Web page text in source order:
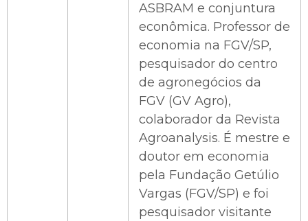
ASBRAM e conjuntura
econômica. Professor de
economia na FGV/SP,
pesquisador do centro
de agronegócios da
FGV (GV Agro),
colaborador da Revista
Agroanalysis. É mestre e
doutor em economia
pela Fundação Getúlio
Vargas (FGV/SP) e foi
pesquisador visitante